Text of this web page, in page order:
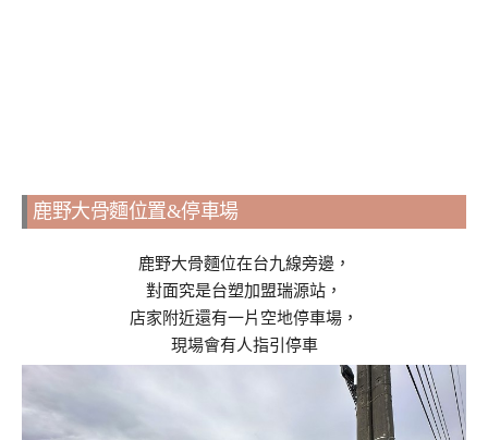
鹿野大骨麵位置&停車場
鹿野大骨麵位在台九線旁邊，
對面究是台塑加盟瑞源站，
店家附近還有一片空地停車場，
現場會有人指引停車